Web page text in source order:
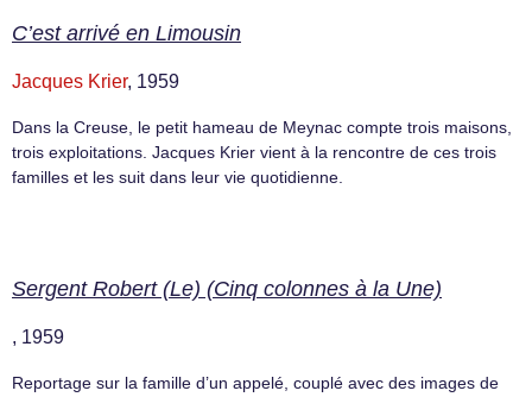
C’est arrivé en Limousin
Jacques Krier, 1959
Dans la Creuse, le petit hameau de Meynac compte trois maisons,
trois exploitations. Jacques Krier vient à la rencontre de ces trois
familles et les suit dans leur vie quotidienne.
Sergent Robert (Le) (Cinq colonnes à la Une)
, 1959
Reportage sur la famille d’un appelé, couplé avec des images de